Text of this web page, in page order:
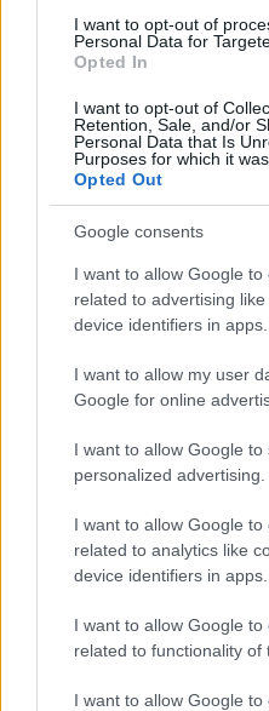
I want to opt-out of
Personal Data for
Opted In
I want to opt-out of
Retention, Sale, and/or
Personal Data that Is
Purposes for which it
Opted Out
Google consents
I want to allow Google to
related to advertising
device identifiers in apps.
I want to allow my user
Google for online
I want to allow Google to
personalized advertising.
I want to allow Google to
related to analytics like
device identifiers in apps.
I want to allow Google to
related to functionality of
I want to allow Google to
ΔΕΗσυνεχίζει να
ολοκληρωμένο
ανταποκρίνεται σε
κατανάλωσης,
κυμαινόμενης και
διαφάνεια και
πρώτοι όλες τιςειδήσειςαπό